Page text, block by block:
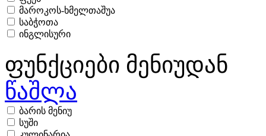
მაროკოს-ხმელთაშუა
საბჭოთა
ინგლისური
ფუნქციები მენიუდან
წაშლა
ბარის მენიუ
სუში